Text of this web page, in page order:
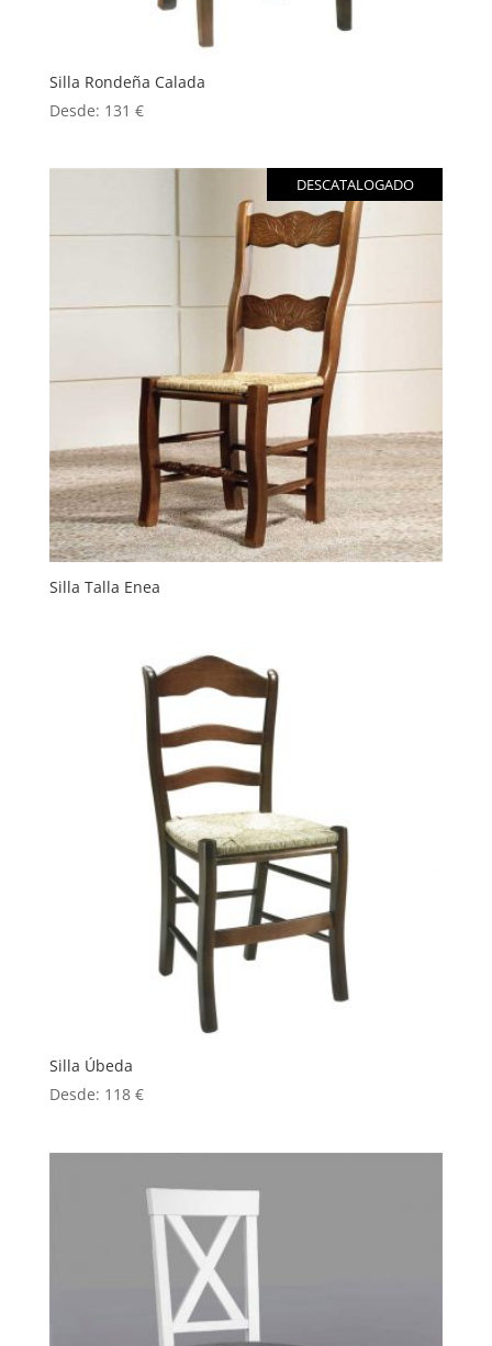
Silla Rondeña Calada
Desde: 131 €
DESCATALOGADO
Silla Talla Enea
Silla Úbeda
Desde: 118 €